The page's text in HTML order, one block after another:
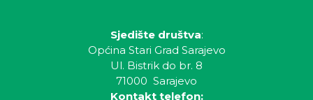
Sjedište društva:
Općina Stari Grad Sarajevo
Ul. Bistrik do br. 8
71000 Sarajevo
Kontakt telefon: